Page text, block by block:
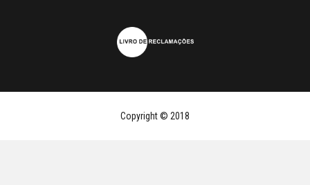
Copyright © 2018